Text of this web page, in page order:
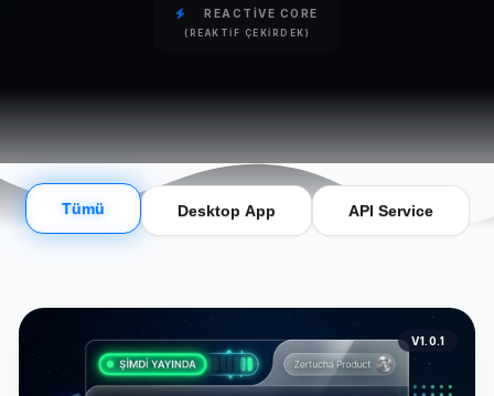
REACTIVE CORE
(REAKTIF ÇEKIRDEK)
Tümü Desktop App API Service
V1.0.1